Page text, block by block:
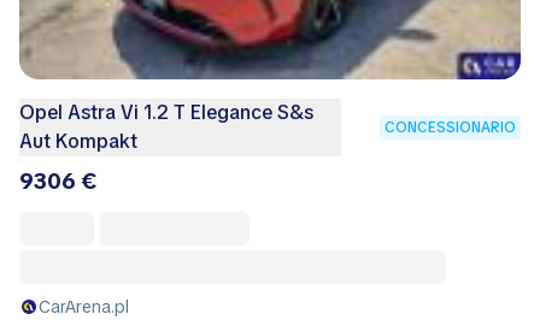
Opel Astra Vi 1.2 T Elegance S&s
Aut Kompakt
CONCESSIONARIO
9306 €
CarArena.pl